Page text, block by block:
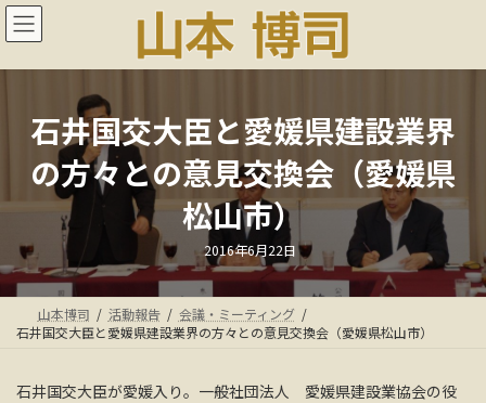
コ
ン
ン
プ
ナ
ビ
ー
動
石井国交大臣と愛媛県建設業界
の方々との意見交換会（愛媛県
松山市）
最
終
更
新
日
時
:
2016年6月22日
山本博司 活動報告
会議・ミーティング
石井国交大臣と愛媛県建設業界の方々との意見交換会（愛媛県松山市）
石井国交大臣が愛媛入り。一般社団法人 愛媛県建設業協会の役